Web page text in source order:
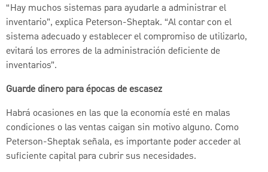
“Hay muchos sistemas para ayudarle a administrar el
inventario”, explica Peterson-Sheptak. “Al contar con el
sistema adecuado y establecer el compromiso de utilizarlo,
evitará los errores de la administración deficiente de
inventarios”.
Guarde dinero para épocas de escasez
Habrá ocasiones en las que la economía esté en malas
condiciones o las ventas caigan sin motivo alguno. Como
Peterson-Sheptak señala, es importante poder acceder al
suficiente capital para cubrir sus necesidades.